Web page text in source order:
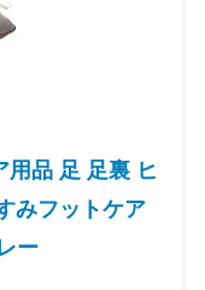
用品 足 足裏 ヒ
みフットケア
ー